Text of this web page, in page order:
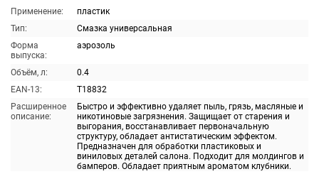
Применение:
пластик
Тип:
Смазка универсальная
Форма
выпуска:
аэрозоль
Объём, л:
0.4
EAN-13:
T18832
Расширенное
описание:
Быстро и эффективно удаляет пыль, грязь, масляные и
никотиновые загрязнения. Защищает от старения и
выгорания, восстанавливает первоначальную
структуру, обладает антистатическим эффектом.
Предназначен для обработки пластиковых и
виниловых деталей салона. Подходит для молдингов и
бамперов. Обладает приятным ароматом клубники.